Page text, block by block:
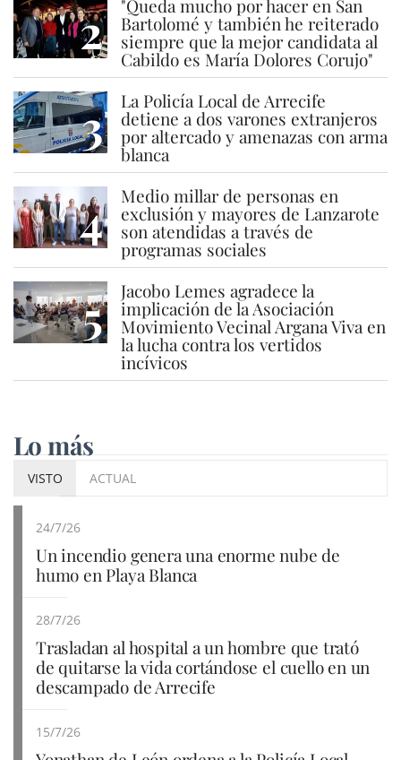
2 "Queda mucho por hacer en San
Bartolomé y también he reiterado
siempre que la mejor candidata al
Cabildo es María Dolores Corujo"
3 La Policía Local de Arrecife
detiene a dos varones extranjeros
por altercado y amenazas con arma
blanca
4 Medio millar de personas en
exclusión y mayores de Lanzarote
son atendidas a través de
programas sociales
5 Jacobo Lemes agradece la
implicación de la Asociación
Movimiento Vecinal Argana Viva en
la lucha contra los vertidos
incívicos
Lo más
VISTO ACTUAL
24/7/26
Un incendio genera una enorme nube de
humo en Playa Blanca
28/7/26
Trasladan al hospital a un hombre que trató
de quitarse la vida cortándose el cuello en un
descampado de Arrecife
15/7/26